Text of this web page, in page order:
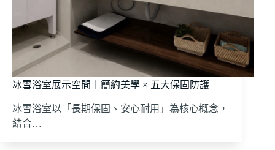
冰雪浴室展示空間｜簡約美學 × 五大保固防護
冰雪浴室以「長期保固、安心耐用」為核心概念，
結合…